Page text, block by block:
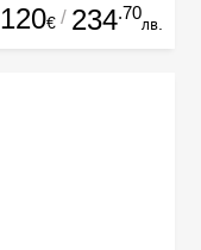
120€ / 234.70
лв.